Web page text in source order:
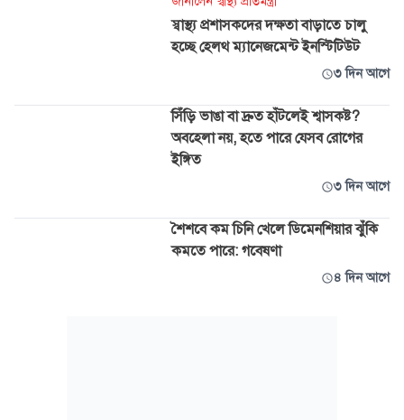
স্বাস্থ্য প্রশাসকদের দক্ষতা বাড়াতে চালু
হচ্ছে হেলথ ম্যানেজমেন্ট ইনস্টিটিউট
৩ দিন আগে
সিঁড়ি ভাঙা বা দ্রুত হাঁটলেই শ্বাসকষ্ট?
অবহেলা নয়, হতে পারে যেসব রোগের
ইঙ্গিত
৩ দিন আগে
শৈশবে কম চিনি খেলে ডিমেনশিয়ার ঝুঁকি
কমতে পারে: গবেষণা
৪ দিন আগে